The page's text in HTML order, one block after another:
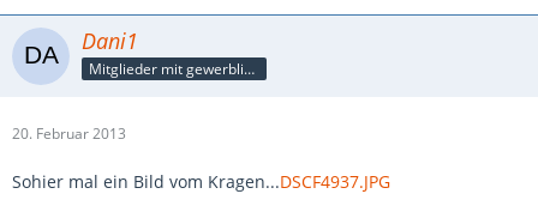
Dani1
Mitglieder mit gewerblicher Verbindung, auch als Mitarbeiter/in
20. Februar 2013
Sohier mal ein Bild vom Kragen...DSCF4937.JPG